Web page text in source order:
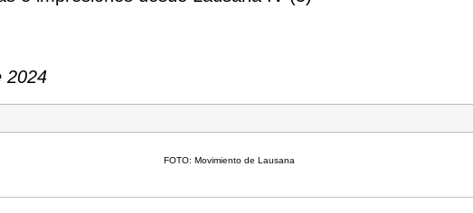
2024
FOTO: Movimiento de Lausana